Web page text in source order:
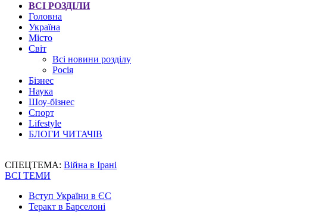
ВСІ РОЗДІЛИ
Головна
Україна
Місто
Світ
Всі новини розділу
Росія
Бізнес
Наука
Шоу-бізнес
Спорт
Lifestyle
БЛОГИ ЧИТАЧІВ
СПЕЦТЕМА: Війна в Ірані
ВСІ ТЕМИ
Вступ України в ЄС
Теракт в Барселоні